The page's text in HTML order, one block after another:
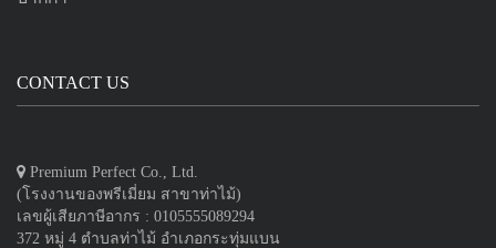
CONTACT US
Premium Perfect Co., Ltd.
(โรงงานของพรีเมี่ยม สาขาท่าไม้)
เลขผู้เสียภาษีอากร : 0105555089294
372 หมู่ 4 ตำบลท่าไม้ อำเภอกระทุ่มแบน